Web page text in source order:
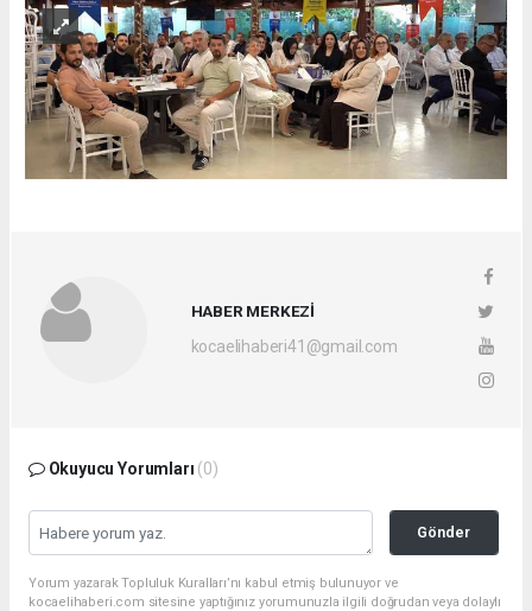
HABER MERKEZİ
kocaelihaberi41@gmail.com
Okuyucu Yorumları (0)
Gönder
Yorum yazarak Topluluk Kuralları’nı kabul etmiş bulunuyor ve
kocaelihaberi.com sitesine yaptığınız yorumunuzla ilgili doğrudan veya dolaylı